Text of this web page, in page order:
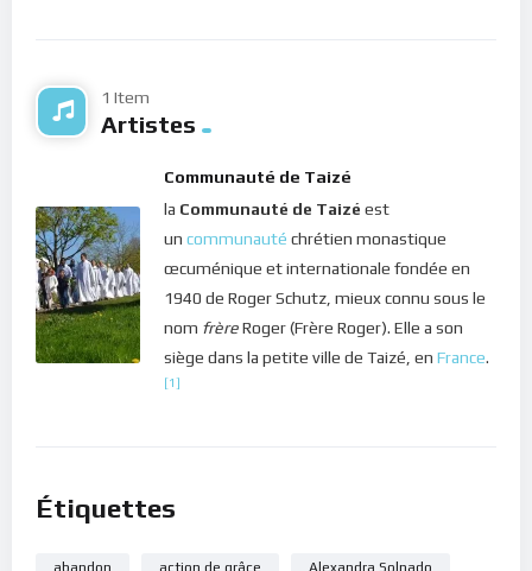
1 Item
Artistes
Communauté de Taizé
la Communauté de Taizé est
un communauté chrétien monastique
œcuménique et internationale fondée en
1940 de Roger Schutz, mieux connu sous le
nom frèreRoger (Frère Roger). Elle a son
siège dans la petite ville de Taizé, en France.
[1]
Étiquettes
abandon action de grâce Alexandra Solnado